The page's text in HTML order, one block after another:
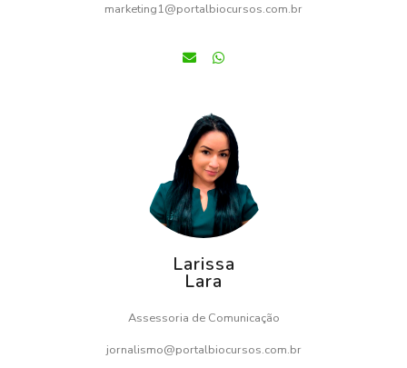
marketing1@portalbiocursos.com.br
Larissa
Lara
Assessoria de Comunicação
jornalismo@portalbiocursos.com.br